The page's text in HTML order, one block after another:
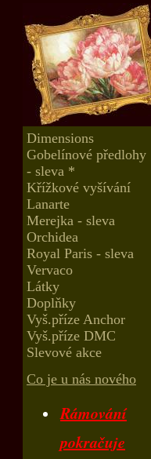
Dimensions
Gobelínové předlohy
- sleva *
Křížkové vyšívání
Lanarte
Merejka - sleva
Orchidea
Royal Paris - sleva
Vervaco
Látky
Doplňky
Vyš.příze Anchor
Vyš.příze DMC
Slevové akce
Co je u nás nového
Rámování
pokračuje